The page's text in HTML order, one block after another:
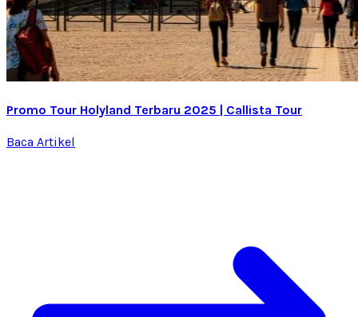
Promo Tour Holyland Terbaru 2025 | Callista Tour
Baca Artikel